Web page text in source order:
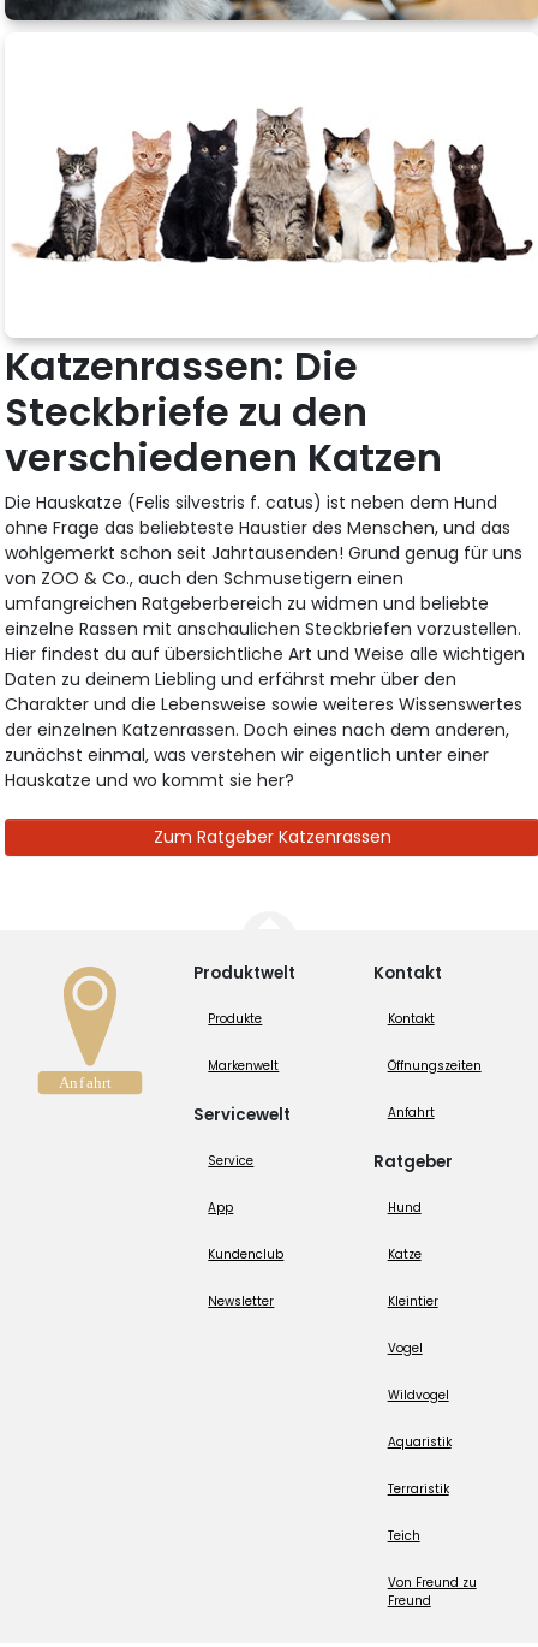
Katzenrassen: Die
Steckbriefe zu den
verschiedenen Katzen
Die Hauskatze (Felis silvestris f. catus) ist neben dem Hund
ohne Frage das beliebteste Haustier des Menschen, und das
wohlgemerkt schon seit Jahrtausenden! Grund genug für uns
von ZOO & Co., auch den Schmusetigern einen
umfangreichen Ratgeberbereich zu widmen und beliebte
einzelne Rassen mit anschaulichen Steckbriefen vorzustellen.
Hier findest du auf übersichtliche Art und Weise alle wichtigen
Daten zu deinem Liebling und erfährst mehr über den
Charakter und die Lebensweise sowie weiteres Wissenswertes
der einzelnen Katzenrassen. Doch eines nach dem anderen,
zunächst einmal, was verstehen wir eigentlich unter einer
Hauskatze und wo kommt sie her?
Zum Ratgeber Katzenrassen
Produktwelt
Produkte
Markenwelt
Servicewelt
Service
App
Kundenclub
Newsletter
Kontakt
Kontakt
Öffnungszeiten
Anfahrt
Ratgeber
Hund
Katze
Kleintier
Vogel
Wildvogel
Aquaristik
Terraristik
Teich
Von Freund zu
Freund